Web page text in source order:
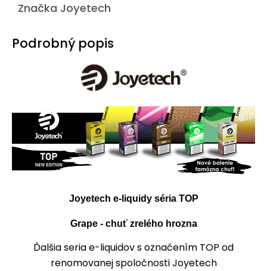
Značka Joyetech
Podrobný popis
Joyetech e-liquidy séria TOP
Grape - chuť zrelého hrozna
Ďalšia seria e-liquidov s označením TOP od
renomovanej spoločnosti Joyetech